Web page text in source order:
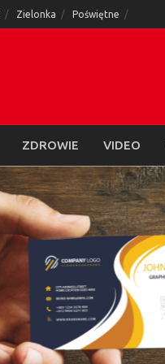
Zielonka Poświętne
ZDROWIE VIDEO